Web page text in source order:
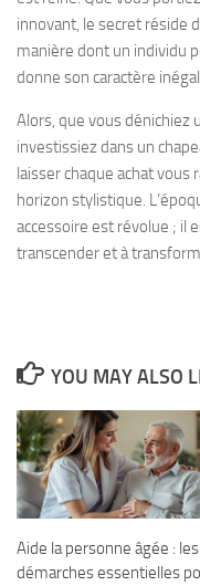
innovant, le secret réside
manière dont un individu
donne son caractère
Alors, que vous dénichiez
investissiez dans un
laisser chaque achat vous
horizon stylistique.
accessoire est révolue ; il
transcender et à
YOU MAY ALSO
Aide la personne âgée :
démarches essentielles